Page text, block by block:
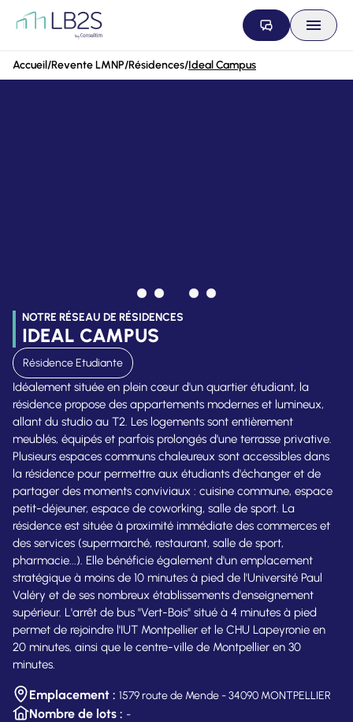
Aller au contenu
Accueil/Revente LMNP/Résidences/Ideal Campus
NOTRE RÉSEAU DE RÉSIDENCES
IDEAL CAMPUS
Résidence Etudiante
Idéalement située en plein cœur d'un quartier étudiant, la
résidence propose des appartements modernes et lumineux,
allant du studio au T2. Les logements sont entièrement
meublés, équipés et parfois prolongés d'une terrasse privative.
Plusieurs espaces communs chaleureux sont accessibles dans
la résidence pour permettre aux étudiants d'échanger et de
partager des moments conviviaux : cuisine commune, espace
petit-déjeuner, espace de coworking, salle de sport. La
résidence est située à proximité immédiate des commerces et
des services (supermarché, restaurant, salle de sport,
pharmacie...). Elle bénéficie également d'un emplacement
stratégique à moins de 10 minutes à pied de l'Université Paul
Valéry et de ses nombreux établissements d'enseignement
supérieur. L'arrêt de bus "Vert-Bois" situé à 4 minutes à pied
permet de rejoindre l'IUT Montpellier et le CHU Lapeyronie en
20 minutes, ainsi que le centre-ville de Montpellier en 30
minutes.
Emplacement : 1579 route de Mende - 34090 MONTPELLIER
Nombre de lots : -